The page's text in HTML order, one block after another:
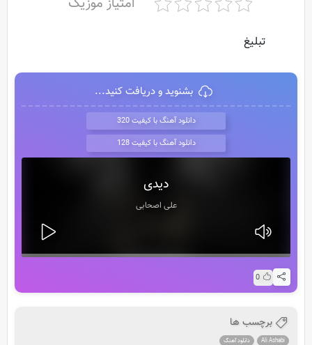
تبلیغ
بشنوید و دریافت کنید...
دانلود آهنگ با کیفیت 320
دانلود آهنگ با کیفیت 128
دیدی
علی اصحابی
0
برچسب ها
Ali Ashabi دانلود آهنگ